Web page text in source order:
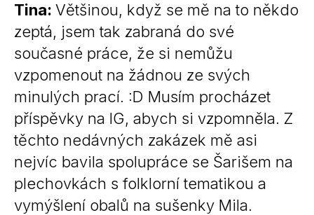
Tina: Většinou, když se mě na to někdo
zeptá, jsem tak zabraná do své
současné práce, že si nemůžu
vzpomenout na žádnou ze svých
minulých prací. :D Musím procházet
příspěvky na IG, abych si vzpomněla. Z
těchto nedávných zakázek mě asi
nejvíc bavila spolupráce se Šarišem na
plechovkách s folklorní tematikou a
vymýšlení obalů na sušenky Mila.